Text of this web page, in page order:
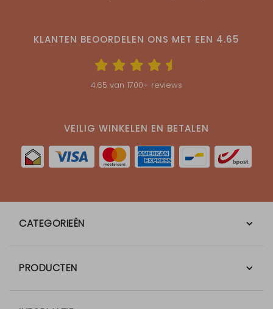
KLANTEN BEOORDELEN ONS MET EEN 4.65
4.65 van 1700+ reviews
VEILIG WINKELEN EN BETALEN
CATEGORIEËN
PRODUCTEN